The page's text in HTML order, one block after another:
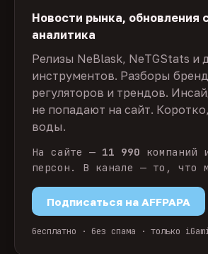
Новости рынка, обновления
аналитика
Релизы NeBlask, NeTGStats и
инструментов. Разборы
регуляторов и трендов.
не попадают на сайт.
воды.
На сайте — 11 990 компаний
персон. В канале — то, что
Подписаться на AFFPAPA
бесплатно · без спама · только